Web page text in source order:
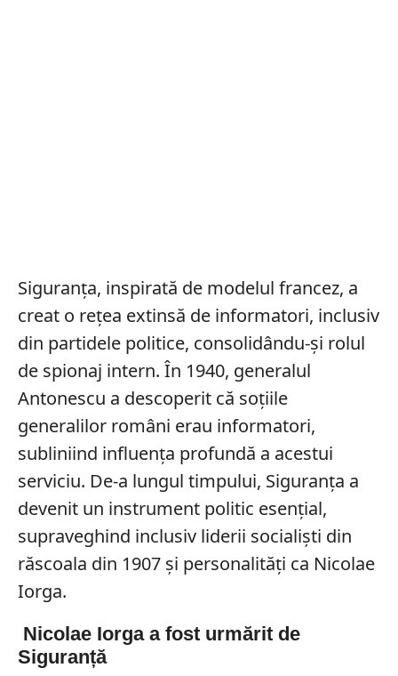
Siguranța, inspirată de modelul francez, a
creat o rețea extinsă de informatori, inclusiv
din partidele politice, consolidându-și rolul
de spionaj intern. În 1940, generalul
Antonescu a descoperit că soțiile
generalilor români erau informatori,
subliniind influența profundă a acestui
serviciu. De-a lungul timpului, Siguranța a
devenit un instrument politic esențial,
supraveghind inclusiv liderii socialiști din
răscoala din 1907 și personalități ca Nicolae
Iorga.
Nicolae Iorga a fost urmărit de
Siguranță